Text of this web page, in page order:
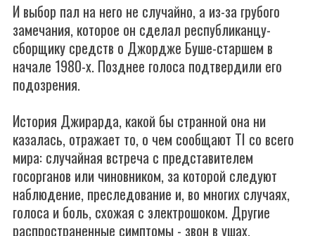
И выбор пал на него не случайно, а из-за грубого
замечания, которое он сделал республиканцу-
сборщику средств о Джордже Буше-старшем в
начале 1980-х. Позднее голоса подтвердили его
подозрения.
История Джирарда, какой бы странной она ни
казалась, отражает то, о чем сообщают TI со всего
мира: случайная встреча с представителем
госорганов или чиновником, за которой следуют
наблюдение, преследование и, во многих случаях,
голоса и боль, схожая с электрошоком. Другие
распространенные симптомы - звон в ушах,